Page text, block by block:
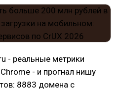
- реальные метрики
- и прогнал нишу
8883 домена с